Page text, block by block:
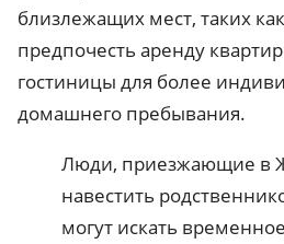
близлежащих мест, таких
предпочесть аренду
гостиницы для более
домашнего пребывания.
Люди, приезжающие в
навестить
могут искать